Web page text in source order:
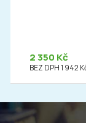
2 350 Kč
BEZ DPH 1 942